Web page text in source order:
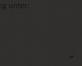
unter: